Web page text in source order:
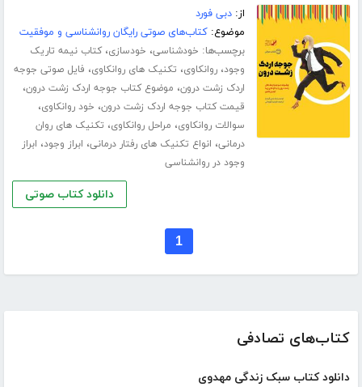
کتاب‌های تصادفی
دانلود کتاب سبک زندگی مهدوی
از:دبی فورد
موضوع:کتاب‌های صوتی رایگان روانشناسی و موفقیت
برچسب‌ها: خودشناسی، خودسازی،کتاب نیمه تاریک
وجود،روانکاوی، تکنیک های روانکاوی، فایل صوتی جوجه
اردک زشت درون، موضوع کتاب جوجه اردک زشت درون،
قیمت کتاب جوجه اردک زشت درون، خود روانکاوی،
سوالات روانکاوی، مراحل روانکاوی، تکنیک های روان
درمانی، انواع تکنیک های رفتار درمانی، ابراز وجود، ابراز
وجود در روانشناسی
دانلود کتاب صوتی
1